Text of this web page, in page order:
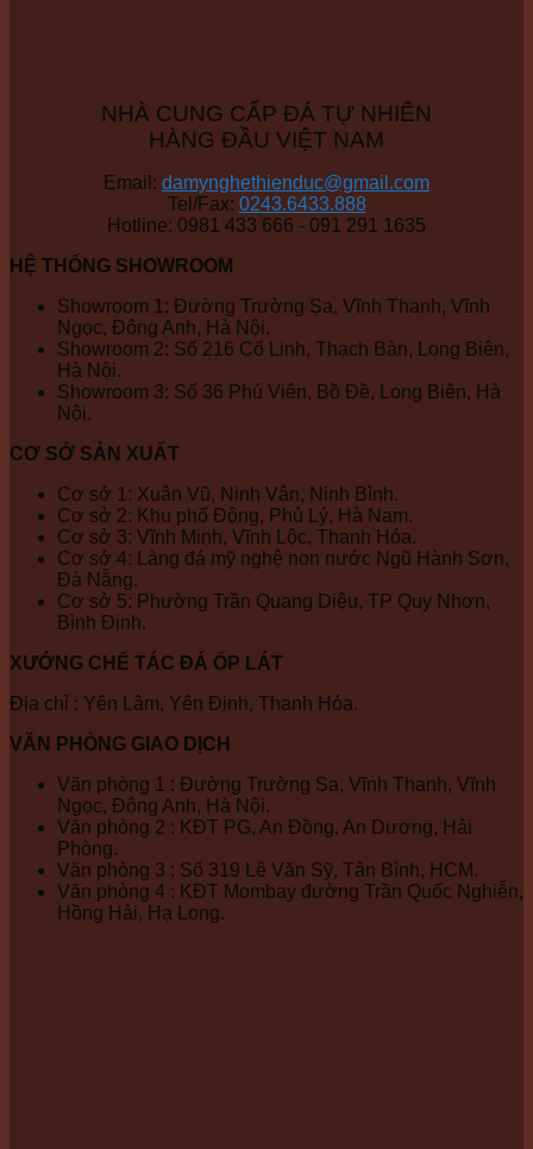
NHÀ CUNG CẤP ĐÁ TỰ NHIÊN
HÀNG ĐẦU VIỆT NAM
Email: damynghethienduc@gmail.com
Tel/Fax: 0243.6433.888
Hotline: 0981 433 666 - 091 291 1635
HỆ THỐNG SHOWROOM
Showroom 1: Đường Trường Sa, Vĩnh Thanh, Vĩnh
Ngọc, Đông Anh, Hà Nội.
Showroom 2: Số 216 Cổ Linh, Thạch Bàn, Long Biên,
Hà Nội.
Showroom 3: Số 36 Phú Viên, Bồ Đề, Long Biên, Hà
Nội.
CƠ SỞ SẢN XUẤT
Cơ sở 1: Xuân Vũ, Ninh Vân, Ninh Bình.
Cơ sở 2: Khu phố Động, Phủ Lý, Hà Nam.
Cơ sở 3: Vĩnh Minh, Vĩnh Lộc, Thanh Hóa.
Cơ sở 4: Làng đá mỹ nghệ non nước Ngũ Hành Sơn,
Đà Nẵng.
Cơ sở 5: Phường Trần Quang Diệu, TP Quy Nhơn,
Bình Định.
XƯỚNG CHẾ TÁC ĐÁ ỐP LÁT
Địa chỉ : Yên Lâm, Yên Định, Thanh Hóa.
VĂN PHÒNG GIAO DỊCH
Văn phòng 1 : Đường Trường Sa, Vĩnh Thanh, Vĩnh
Ngọc, Đông Anh, Hà Nội.
Văn phòng 2 : KĐT PG, An Đồng, An Dương, Hải
Phòng.
Văn phòng 3 : Số 319 Lê Văn Sỹ, Tân Bình, HCM.
Văn phòng 4 : KĐT Mombay đường Trần Quốc Nghiễn,
Hồng Hải, Hạ Long.